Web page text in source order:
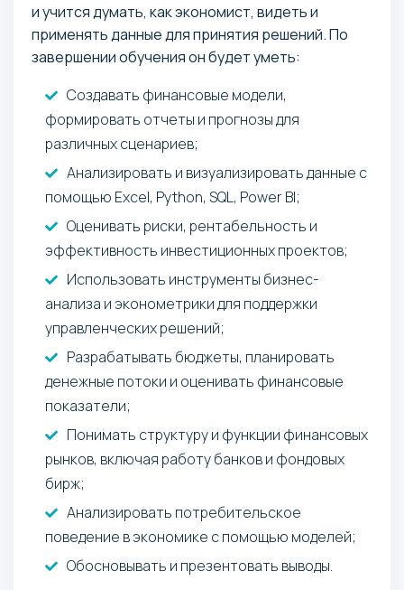
и учится думать, как экономист, видеть и
применять данные для принятия решений. По
завершении обучения он будет уметь:
Создавать финансовые модели,
формировать отчеты и прогнозы для
различных сценариев;
Анализировать и визуализировать данные с
помощью Excel, Python, SQL, Power BI;
Оценивать риски, рентабельность и
эффективность инвестиционных проектов;
Использовать инструменты бизнес-
анализа и эконометрики для поддержки
управленческих решений;
Разрабатывать бюджеты, планировать
денежные потоки и оценивать финансовые
показатели;
Понимать структуру и функции финансовых
рынков, включая работу банков и фондовых
бирж;
Анализировать потребительское
поведение в экономике с помощью моделей;
Обосновывать и презентовать выводы.